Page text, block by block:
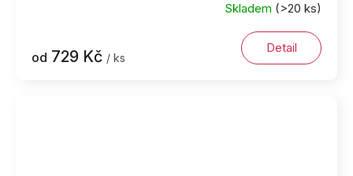
Skladem (>20 ks)
od 729 Kč / ks
Detail